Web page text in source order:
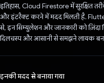
इतिहास, Cloud Firestore में सुरक्षित
और इंटरैक्ट करने में मदद मिलती है.
से, इन सिम्युलेशन और जानकारी को
दिलचस्प और आसानी से समझने लायक
इनकी मदद से बनाया गया